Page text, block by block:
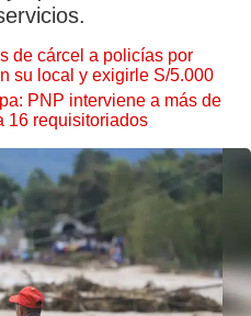
de cárcel a policías por
su local y exigirle S/5.000
PNP interviene a más de
16 requisitoriados